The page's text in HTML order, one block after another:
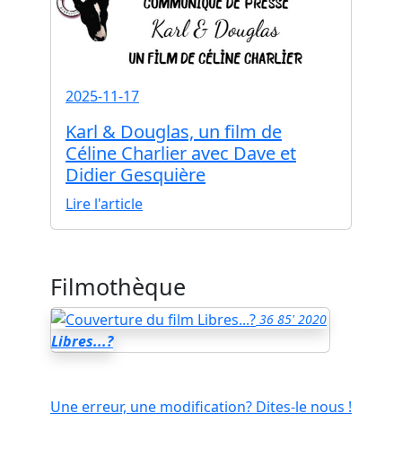
2025-11-17
Karl & Douglas, un film de
Céline Charlier avec Dave et
Didier Gesquière
Lire l'article
Filmothèque
36 85' 2020
Libres...?
Une erreur, une modification? Dites-le nous !